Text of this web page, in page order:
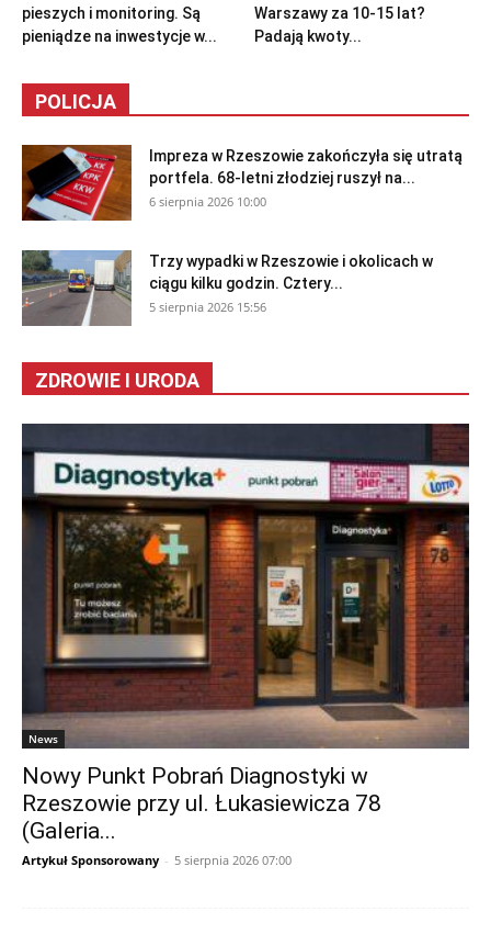
pieszych i monitoring. Są
pieniądze na inwestycje w...
Warszawy za 10-15 lat?
Padają kwoty...
POLICJA
Impreza w Rzeszowie zakończyła się utratą
portfela. 68-letni złodziej ruszył na...
6 sierpnia 2026 10:00
Trzy wypadki w Rzeszowie i okolicach w
ciągu kilku godzin. Cztery...
5 sierpnia 2026 15:56
ZDROWIE I URODA
News
Nowy Punkt Pobrań Diagnostyki w
Rzeszowie przy ul. Łukasiewicza 78
(Galeria...
Artykuł Sponsorowany - 5 sierpnia 2026 07:00